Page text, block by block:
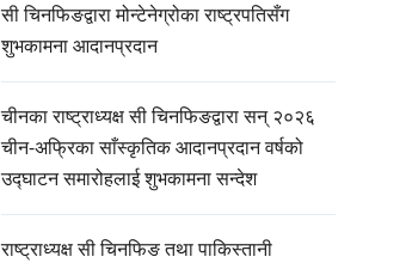
सी चिनफिङद्वारा मोन्टेनेग्रोका राष्ट्रपतिसँग
शुभकामना आदानप्रदान
चीनका राष्ट्राध्यक्ष सी चिनफिङद्वारा सन् २०२६
चीन-अफ्रिका साँस्कृतिक आदानप्रदान वर्षको
उद्घाटन समारोहलाई शुभकामना सन्देश
राष्ट्राध्यक्ष सी चिनफिङ तथा पाकिस्तानी